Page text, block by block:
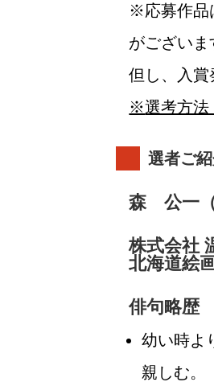
応募作品
がございま
但し、入賞
選考方法
選者ご
森 公一（
株式会社
北海道絵
俳句略歴
幼い時よ
親しむ。